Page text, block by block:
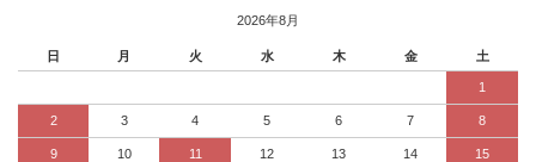
2026年8月
日 月 火 水 木 金 土
1
2 3 4 5 6 7 8
9 10 11 12 13 14 15